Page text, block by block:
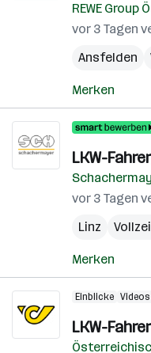
REWE Group
vor 3 Tagen
Ansfelden
Merken
LKW-
vor 3 Tagen
Linz
Merken
Einblicke Videos
LKW-